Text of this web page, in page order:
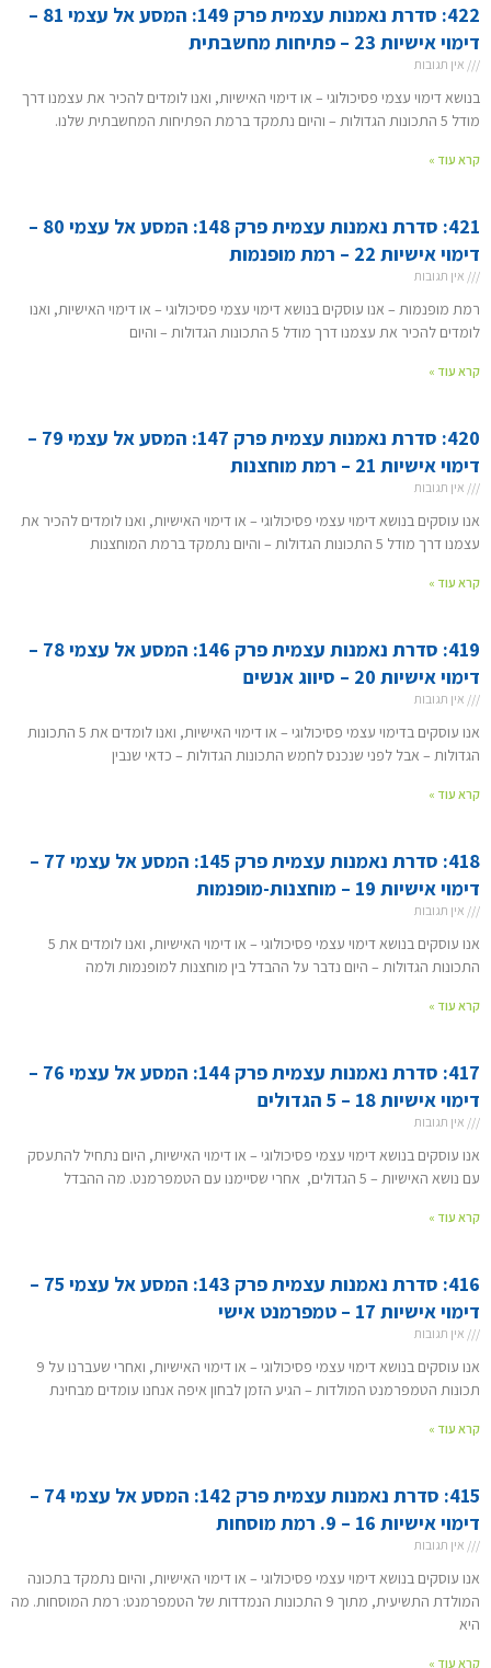
422: סדרת נאמנות עצמית פרק 149: המסע אל עצמי 81 –
דימוי אישיות 23 – פתיחות מחשבתית
אין תגובות
בנושא דימוי עצמי פסיכולוגי – או דימוי האישיות, ואנו לומדים להכיר את עצמנו דרך
מודל 5 התכונות הגדולות – והיום נתמקד ברמת הפתיחות המחשבתית שלנו.
קרא עוד »
421: סדרת נאמנות עצמית פרק 148: המסע אל עצמי 80 –
דימוי אישיות 22 – רמת מופנמות
אין תגובות
רמת מופנמות – אנו עוסקים בנושא דימוי עצמי פסיכולוגי – או דימוי האישיות, ואנו
לומדים להכיר את עצמנו דרך מודל 5 התכונות הגדולות – והיום
קרא עוד »
420: סדרת נאמנות עצמית פרק 147: המסע אל עצמי 79 –
דימוי אישיות 21 – רמת מוחצנות
אין תגובות
אנו עוסקים בנושא דימוי עצמי פסיכולוגי – או דימוי האישיות, ואנו לומדים להכיר את
עצמנו דרך מודל 5 התכונות הגדולות – והיום נתמקד ברמת המוחצנות
קרא עוד »
419: סדרת נאמנות עצמית פרק 146: המסע אל עצמי 78 –
דימוי אישיות 20 – סיווג אנשים
אין תגובות
אנו עוסקים בדימוי עצמי פסיכולוגי – או דימוי האישיות, ואנו לומדים את 5 התכונות
הגדולות – אבל לפני שנכנס לחמש התכונות הגדולות – כדאי שנבין
קרא עוד »
418: סדרת נאמנות עצמית פרק 145: המסע אל עצמי 77 –
דימוי אישיות 19 – מוחצנות-מופנמות
אין תגובות
אנו עוסקים בנושא דימוי עצמי פסיכולוגי – או דימוי האישיות, ואנו לומדים את 5
התכונות הגדולות – היום נדבר על ההבדל בין מוחצנות למופנמות ולמה
קרא עוד »
417: סדרת נאמנות עצמית פרק 144: המסע אל עצמי 76 –
דימוי אישיות 18 – 5 הגדולים
אין תגובות
אנו עוסקים בנושא דימוי עצמי פסיכולוגי – או דימוי האישיות, היום נתחיל להתעסק
עם נושא האישיות – 5 הגדולים, אחרי שסיימנו עם הטמפרמנט. מה ההבדל
קרא עוד »
416: סדרת נאמנות עצמית פרק 143: המסע אל עצמי 75 –
דימוי אישיות 17 – טמפרמנט אישי
אין תגובות
אנו עוסקים בנושא דימוי עצמי פסיכולוגי – או דימוי האישיות, ואחרי שעברנו על 9
תכונות הטמפרמנט המולדות – הגיע הזמן לבחון איפה אנחנו עומדים מבחינת
קרא עוד »
415: סדרת נאמנות עצמית פרק 142: המסע אל עצמי 74 –
דימוי אישיות 16 – 9. רמת מוסחות
אין תגובות
אנו עוסקים בנושא דימוי עצמי פסיכולוגי – או דימוי האישיות, והיום נתמקד בתכונה
המולדת התשיעית, מתוך 9 התכונות הנמדדות של הטמפרמנט: רמת המוסחות. מה
היא
קרא עוד »